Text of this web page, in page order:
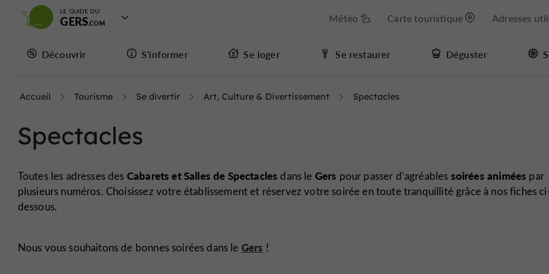
LE GUIDE DU
GERS Météo Carte touristique Adresses
Découvrir S'informer Se loger Se restaurer Déguster
Accueil Tourisme Se divertir Art, Culture & Divertissement Spectacles
Spectacles
Toutes les adresses des Cabarets et Salles de Spectacles dans le Gers pour passer d’agréables soirées animées par
plusieurs numéros. Choisissez votre établissement et réservez votre soirée en toute tranquillité grâce à nos fiches
dessous.
Nous vous souhaitons de bonnes soirées dans le Gers !